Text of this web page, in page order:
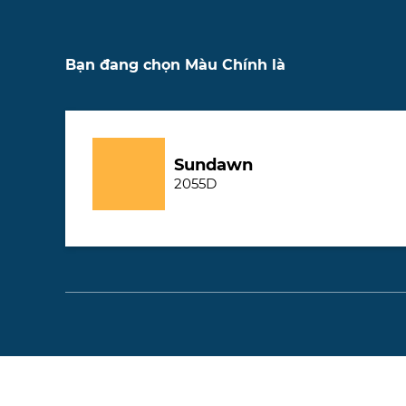
Bạn đang chọn Màu Chính là
Sundawn
2055D